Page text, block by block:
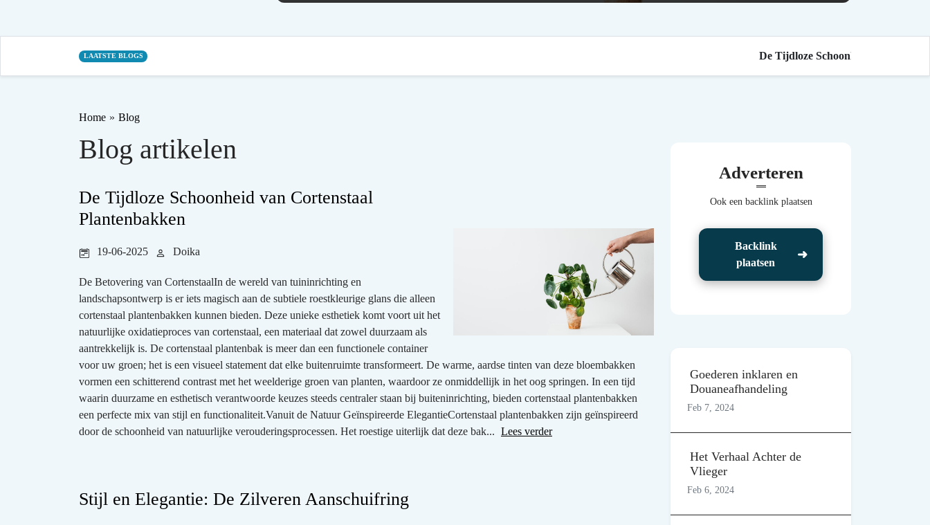
LAATSTE BLOGS De Tijdloze Schoonheid van
Home » Blog
Blog artikelen
De Tijdloze Schoonheid van Cortenstaal
Plantenbakken
19-06-2025 Doika
De Betovering van CortenstaalIn de wereld van tuininrichting en
landschapsontwerp is er iets magisch aan de subtiele roestkleurige glans die alleen
cortenstaal plantenbakken kunnen bieden. Deze unieke esthetiek komt voort uit het
natuurlijke oxidatieproces van cortenstaal, een materiaal dat zowel duurzaam als
aantrekkelijk is. De cortenstaal plantenbak is meer dan een functionele container
voor uw groen; het is een visueel statement dat elke buitenruimte transformeert. De warme, aardse tinten van deze bloembakken
vormen een schitterend contrast met het weelderige groen van planten, waardoor ze onmiddellijk in het oog springen. In een tijd
waarin duurzame en esthetisch verantwoorde keuzes steeds centraler staan bij buiteninrichting, bieden cortenstaal plantenbakken
een perfecte mix van stijl en functionaliteit.Vanuit de Natuur Geïnspireerde ElegantieCortenstaal plantenbakken zijn geïnspireerd
door de schoonheid van natuurlijke verouderingsprocessen. Het roestige uiterlijk dat deze bak... Lees verder
Stijl en Elegantie: De Zilveren Aanschuifring
Adverteren
Ook een backlink plaatsen
Backlink
plaatsen
Goederen inklaren en
Douaneafhandeling
Feb 7, 2024
Het Verhaal Achter de
Vlieger
Feb 6, 2024